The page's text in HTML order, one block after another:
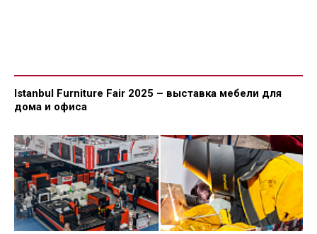
Istanbul Furniture Fair 2025 – выставка мебели для
дома и офиса